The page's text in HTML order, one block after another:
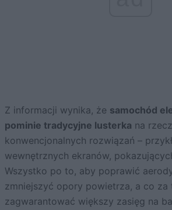
Z informacji wynika, że samochód
pominie tradycyjne lusterka na
konwencjonalnych rozwiązań –
wewnętrznych ekranów,
Wszystko po to, aby poprawić
zmniejszyć opory powietrza, a co za
zagwarantować większy zasięg na